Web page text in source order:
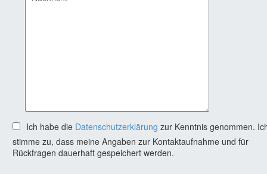
Ich habe die Datenschutzerklärung zur Kenntnis genommen.
stimme zu, dass meine Angaben zur Kontaktaufnahme und für
Rückfragen dauerhaft gespeichert werden.